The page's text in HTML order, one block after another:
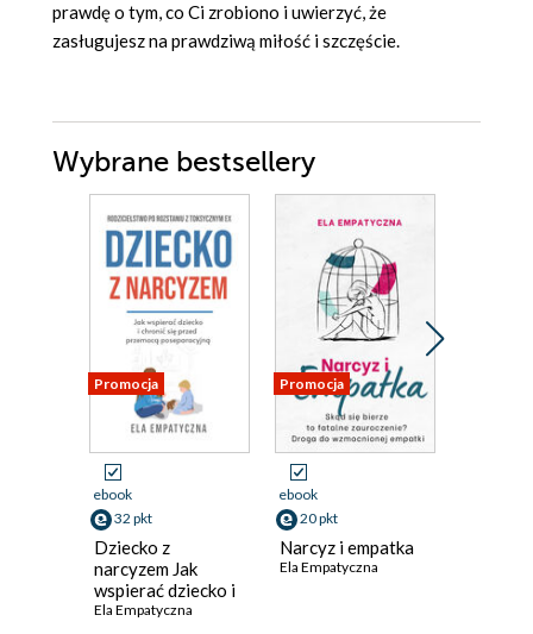
prawdę o tym, co Ci zrobiono i uwierzyć, że
zasługujesz na prawdziwą miłość i szczęście.
Wybrane bestsellery
Promocja
ebook
32 pkt
Dziecko z
narcyzem Jak
wspierać dziecko i
chronić się przed
Ela Empatyczna
Promocja
ebook
20 pkt
Narcyz i empatka
Ela Empatyczna